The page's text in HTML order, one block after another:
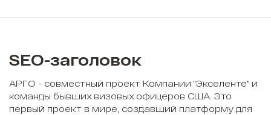
SEO-заголовок
АРГО - совместный проект Компании "Экселенте" и
команды бывших визовых офицеров США. Это
первый проект в мире, создавший платформу для